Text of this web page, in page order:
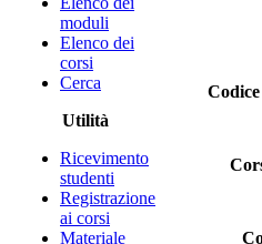
moduli
Elenco dei
corsi
Cerca
Utilità
Ricevimento
studenti
Registrazione
ai corsi
Materiale